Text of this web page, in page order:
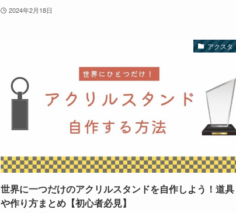
2024年2月18日
アクスタ
世界に一つだけのアクリルスタンドを自作しよう！道具
や作り方まとめ【初心者必見】